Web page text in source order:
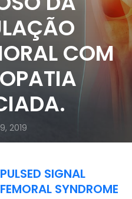
COM
2019
SIGNAL
SYNDROME